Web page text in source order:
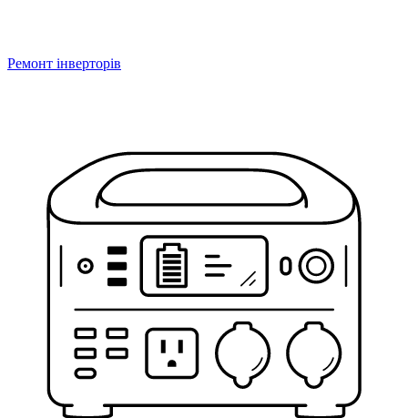
Ремонт інверторів